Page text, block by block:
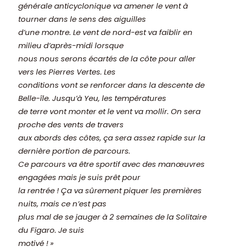
générale anticyclonique va amener le vent à
tourner dans le sens des aiguilles
d’une montre. Le vent de nord-est va faiblir en
milieu d’après-midi lorsque
nous nous serons écartés de la côte pour aller
vers les Pierres Vertes. Les
conditions vont se renforcer dans la descente de
Belle-île. Jusqu’à Yeu, les températures
de terre vont monter et le vent va mollir. On sera
proche des vents de travers
aux abords des côtes, ça sera assez rapide sur la
dernière portion de parcours.
Ce parcours va être sportif avec des manœuvres
engagées mais je suis prêt pour
la rentrée ! Ça va sûrement piquer les premières
nuits, mais ce n’est pas
plus mal de se jauger à 2 semaines de la Solitaire
du Figaro. Je suis
motivé ! »